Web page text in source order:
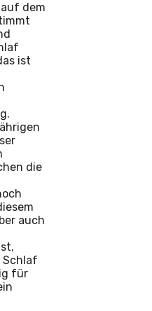
dem
ist
die
auch
Schlaf
für